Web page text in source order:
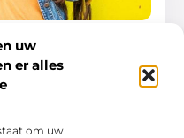
uw
er alles
om uw
een ideale kledingzaak in
weer anders. Nu, dat is